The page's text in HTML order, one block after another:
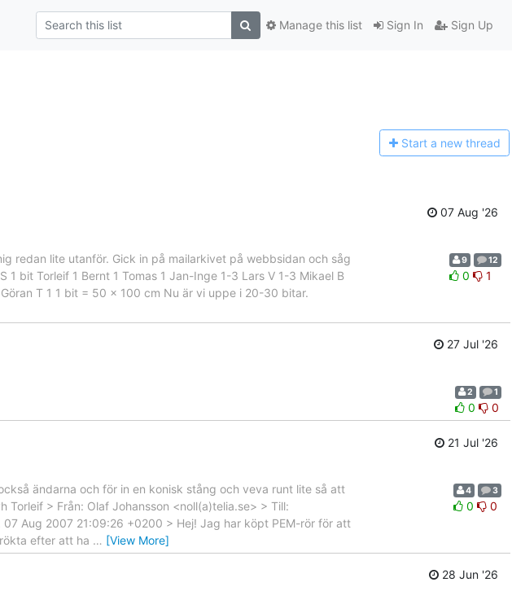
Sign In Sign Up
Manage this list
Start a new thread
07 Aug '26
redan lite utanför. Gick in på mailarkivet på webbsidan och såg
bit Torleif 1 Bernt 1 Tomas 1 Jan-Inge 1-3 Lars V 1-3 Mikael B
T 1 1 bit = 50 x 100 cm Nu är vi uppe i 20-30 bitar.
9 12
0 1
27 Jul '26
2 1
0 0
21 Jul '26
ändarna och för in en konisk stång och veva runt lite så att
> Från: Olaf Johansson <noll(a)telia.se> > Till:
Aug 2007 21:09:26 +0200 > Hej! Jag har köpt PEM-rör för att
efter att ha … [View More]
4 3
0 0
28 Jun '26